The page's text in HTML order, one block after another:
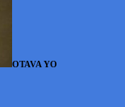
OTAVA YO